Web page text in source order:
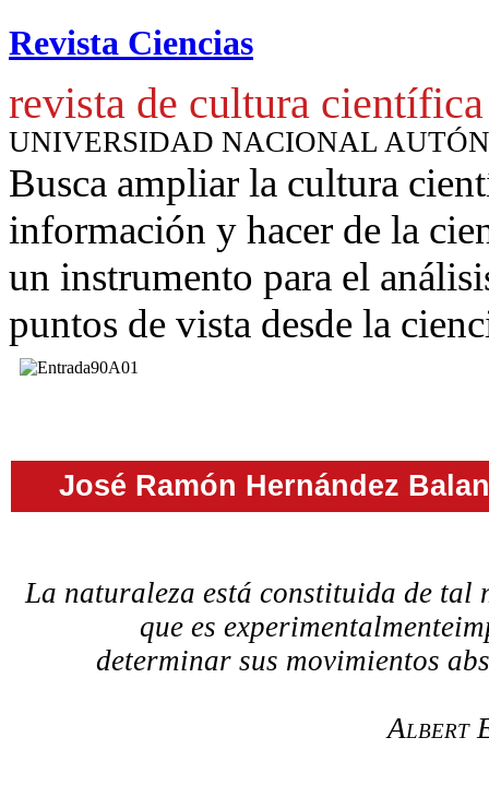
Revista Ciencias
revista de cultura científica
UNIVERSIDAD NACIONAL
Busca ampliar la cultura
información y hacer de la
un instrumento para el
puntos de vista desde la
José Ramón Hernández
La naturaleza está constituida de tal
que es
determinar sus movimientos
Albert